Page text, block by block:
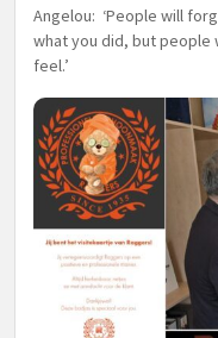
Angelou: ‘People will
what you did, but people
feel.’